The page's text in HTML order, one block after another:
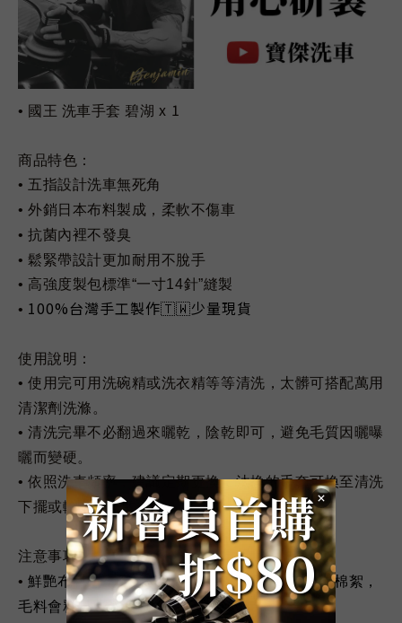
• 國王 洗車手套 碧湖 x 1
商品特色：
• 五指設計洗車無死角
• 外銷日本布料製成，柔軟不傷車
• 抗菌內裡不發臭
• 鬆緊帶設計更加耐用不脫手
• 高強度製包標準“一寸14針”縫製
• 100%台灣手工製作🇹🇼少量現貨
使用說明：
• 使用完可用洗碗精或洗衣精等等清洗，太髒可搭配萬用
清潔劑洗滌。
• 清洗完畢不必翻過來曬乾，陰乾即可，避免毛質因曬曝
曬而變硬。
• 依照洗車頻率，建議定期更換，汰換的手套可換至清洗
下擺或輪圈較髒的部件。
注意事項：
•鮮艷布料色牢度達三級，前2-3次清洗會有少許棉絮，
毛料會釋出些微染劑，屬正常現象。